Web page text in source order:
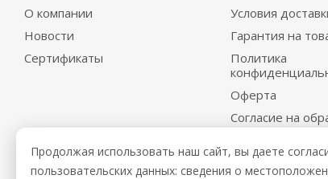
О компании
Новости
Сертификаты
Условия
Гарантия на
Политика
Оферта
Согласие на
персональных
Продолжая использовать наш сайт, вы даете
пользовательских данных: сведения о